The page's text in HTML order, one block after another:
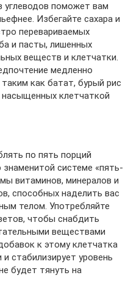
углеводов поможет вам
Избегайте сахара и
перевариваемых
и пасты, лишенных
веществ и клетчатки.
медленно
как батат, бурый рис
клетчаткой
по пять порций
системе «пять-
витаминов, минералов и
способных наделить вас
телом. Употребляйте
чтобы снабдить
веществами
к этому клетчатка
стабилизирует уровень
будет тянуть на